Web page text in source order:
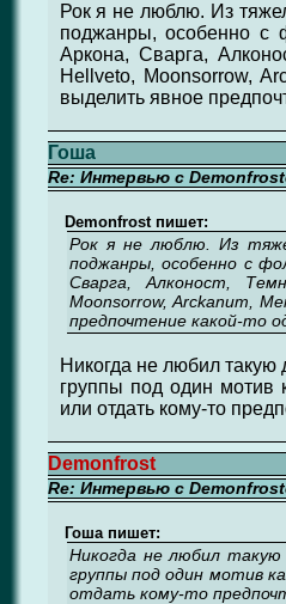
Рок я не люблю. Из
поджанры, особенно с
Аркона, Сварга,
Hellveto, Moonsorrow,
выделить явное
Гоша
Re: Интервью с
Demonfrost пишет:
Рок я не люблю. Из
поджанры, особенно с
Сварга, Алконост,
Moonsorrow, Arckanum,
предпочтение какой-то
Никогда не любил
группы под один мотив
или отдать кому-то
Demonfrost
Re: Интервью с
Гоша пишет:
Никогда не любил
группы под один мотив
отдать кому-то